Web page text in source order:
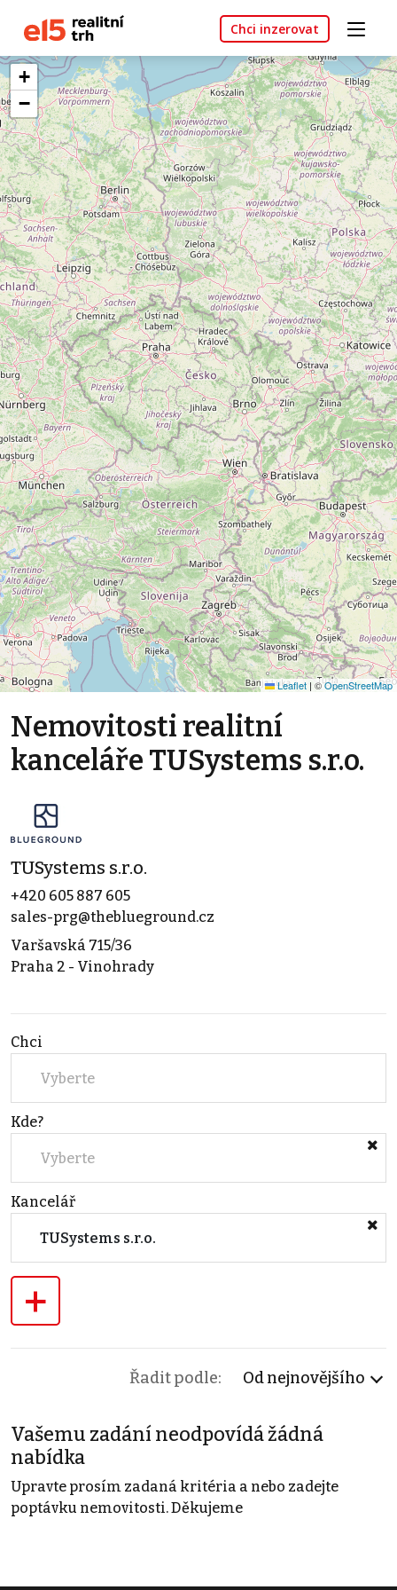
Chci inzerovat
+
−
Leaflet | ©OpenStreetMap
Nemovitosti realitní
kanceláře TUSystems s.r.o.
TUSystems s.r.o.
+420 605 887 605
sales-prg@theblueground.cz
Varšavská 715/36
Praha 2 - Vinohrady
Chci
Vyberte
Kde?
Vyberte
Kancelář
TUSystems s.r.o.
+
Řadit podle: Od nejnovějšího
Vašemu zadání neodpovídá žádná
nabídka
Upravte prosím zadaná kritéria a nebo zadejte
poptávku nemovitosti. Děkujeme